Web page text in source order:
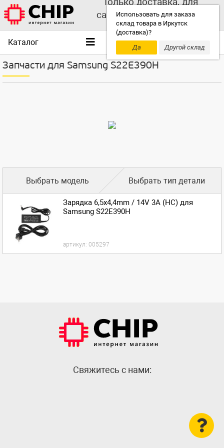
Использовать для заказа
склад товара в Иркутск
(доставка)?
Да
Другой склад
самовывоза выбирайте
другой склад!
Каталог
Запчасти для Samsung S22E390H
Выбрать модель Выбрать тип детали
Зарядка 6,5x4,4mm / 14V 3A (HC) для
Samsung S22E390H
артикул: 005297
Cвяжитесь с нами: